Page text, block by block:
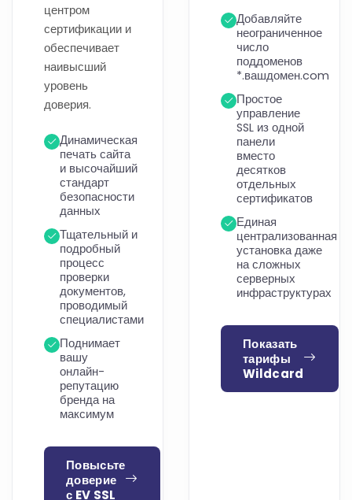
центром
сертификации и
обеспечивает
наивысший
уровень
доверия.
Динамическая
печать сайта
и высочайший
стандарт
безопасности
данных
Тщательный и
подробный
процесс
проверки
документов,
проводимый
специалистами
Поднимает
вашу
онлайн-
репутацию
бренда на
максимум
Повысьте
доверие
с EV SSL
Добавляйте
неограниченное
число
поддоменов
*.вашдомен.com
Простое
управление
SSL из одной
панели
вместо
десятков
отдельных
сертификатов
Единая
централизованная
установка даже
на сложных
серверных
инфраструктурах
Показать
тарифы
Wildcard